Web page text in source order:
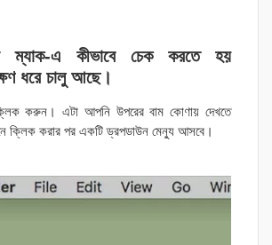
ম্যাক-এ কীভাবে চেক করতে হয়
ধরে চালু আছে।
করুন। এটা আপনি উপরের বাম কোণায় দেখতে
ক্লিক করার পর একটি ড্রপডাউন মেন্যু আসবে।